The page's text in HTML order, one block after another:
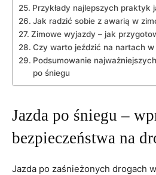
Przykłady najlepszych ⁢praktyk
Jak radzić sobie z awarią w
Zimowe wyjazdy – jak
Czy​ warto jeździć na nartach w
Podsumowanie
po śniegu
Jazda po śniegu –
bezpieczeństwa​ na
Jazda po zaśnieżonych drogach